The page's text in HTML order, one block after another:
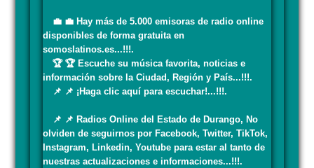
💼 💼 Hay más de 5.000 emisoras de radio online
disponibles de forma gratuita en
somoslatinos.es...!!!.
🏆 🏆 Escuche su música favorita, noticias e
información sobre la Ciudad, Región y País...!!!.
📌 📌 ¡Haga clic aquí para escuchar!...!!!.
📌 📌 Radios Online del Estado de Durango, No
olviden de seguirnos por Facebook, Twitter, TikTok,
Instagram, Linkedin, Youtube para estar al tanto de
nuestras actualizaciones e informaciones...!!!.